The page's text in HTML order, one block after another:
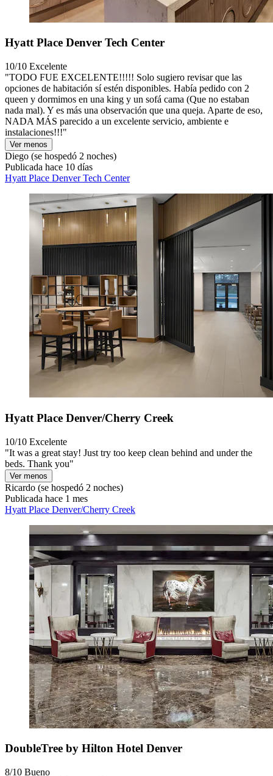
Hyatt Place Denver Tech Center
10/10 Excelente
"TODO FUE EXCELENTE!!!!! Solo sugiero revisar que las
opciones de habitación sí estén disponibles. Había pedido con 2
queen y dormimos en una king y un sofá cama (Que no estaban
nada mal). Y es más una observación que una queja. Aparte de eso,
NADA MÁS parecido a un excelente servicio, ambiente e
instalaciones!!!"
Ver menos
Diego (se hospedó 2 noches)
Publicada hace 10 días
Hyatt Place Denver Tech Center
Hyatt Place Denver/Cherry Creek
10/10 Excelente
"It was a great stay! Just try too keep clean behind and under the
beds. Thank you"
Ver menos
Ricardo (se hospedó 2 noches)
Publicada hace 1 mes
Hyatt Place Denver/Cherry Creek
DoubleTree by Hilton Hotel Denver
8/10 Bueno